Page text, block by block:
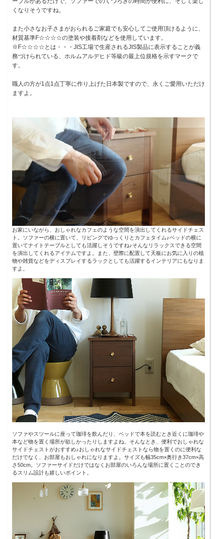
くなりそうですね。
また小さなお子さまがおられるご家庭でも安心してご使用頂けるように、
材質基準F☆☆☆☆の塗装や接着剤などを使用しています。
※F☆☆☆☆とは・・・JIS工場で生産されるJIS製品に表示することが義
務づけられている、ホルムアルデヒド等級の最上位規格を示すマークで
す。
職人の方が1点1点丁寧に作り上げた日本製ですので、永くご愛用いただけ
ますよ。
お家にいながら、おしゃれなカフェのような空間を演出してくれるサイドチェス
ト。ソファーの横に置いて、リビングでゆっくりとカフェタイム♪ベッドの横に
置いてナイトテーブルとしても活躍しそうですね♪そんなリラックスできる空間
を演出してくれるアイテムですよ。また、壁際に配置して天板にお気に入りの植
物や雑貨などをディスプレイするラックとしても活躍するインテリアにもなりま
すよ。
ソファやスツールに座って珈琲を飲んだり、ベッドで本を読むとき近くに珈琲や
本など物を置く場所が欲しかったりしますよね。そんなとき、便利でおしゃれな
サイドチェストがおすすめ♪おしゃれなサイドチェストなら物を置くのに便利な
だけでなく、お部屋もおしゃれになりますよ。サイズも幅35cm×奥行き37cm×高
さ50cm。ソファーサイドだけではなくお部屋のいろんな場所に置くことのでき
るスリム設計も嬉しいポイント。